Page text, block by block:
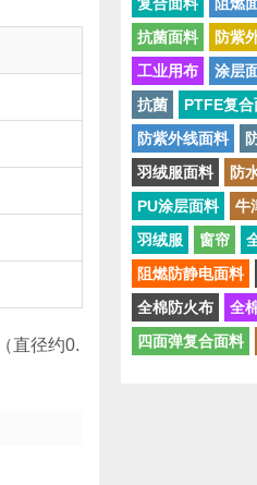
直径约0.
抗菌面料
防紫
工业用布
涂层
抗菌
PTFE复
防紫外线面料
羽绒服面料
防
PU涂层面料
牛
羽绒服
窗帘
阻燃防静电面料
全棉防火布
全
四面弹复合面料